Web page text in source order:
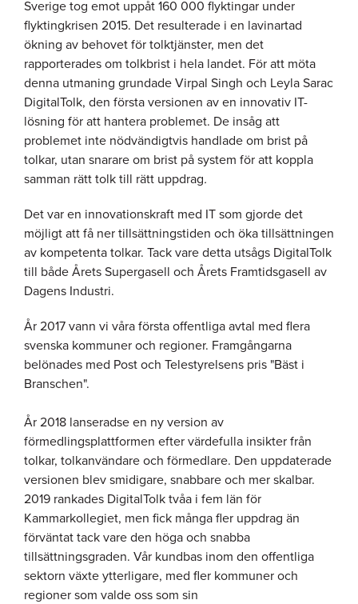
Sverige tog emot uppåt 160 000 flyktingar under
flyktingkrisen 2015. Det resulterade i en lavinartad
ökning av behovet för tolktjänster, men det
rapporterades om tolkbrist i hela landet. För att möta
denna utmaning grundade Virpal Singh och Leyla Sarac
DigitalTolk, den första versionen av en innovativ IT-
lösning för att hantera problemet. De insåg att
problemet inte nödvändigtvis handlade om brist på
tolkar, utan snarare om brist på system för att koppla
samman rätt tolk till rätt uppdrag.
Det var en innovationskraft med IT som gjorde det
möjligt att få ner tillsättningstiden och öka tillsättningen
av kompetenta tolkar. Tack vare detta utsågs DigitalTolk
till både Årets Supergasell och Årets Framtidsgasell av
Dagens Industri.
År 2017 vann vi våra första offentliga avtal med flera
svenska kommuner och regioner. Framgångarna
belönades med Post och Telestyrelsens pris "Bäst i
Branschen".
År 2018 lanseradse en ny version av
förmedlingsplattformen efter värdefulla insikter från
tolkar, tolkanvändare och förmedlare. Den uppdaterade
versionen blev smidigare, snabbare och mer skalbar.
2019 rankades DigitalTolk tvåa i fem län för
Kammarkollegiet, men fick många fler uppdrag än
förväntat tack vare den höga och snabba
tillsättningsgraden. Vår kundbas inom den offentliga
sektorn växte ytterligare, med fler kommuner och
regioner som valde oss som sin